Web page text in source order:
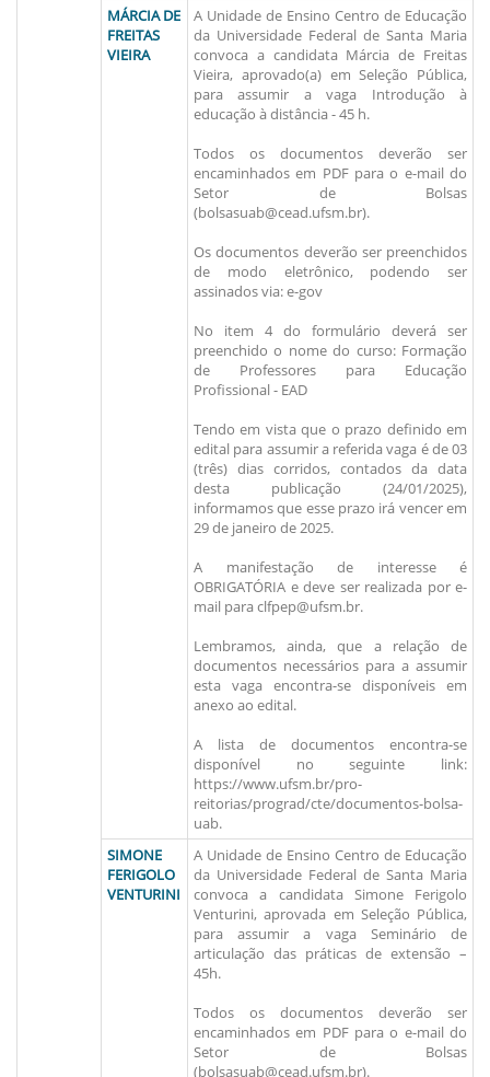
MÁRCIA DE
FREITAS
VIEIRA
A Unidade de Ensino Centro de Educação
da Universidade Federal de Santa Maria
convoca a candidata Márcia de Freitas
Vieira, aprovado(a) em Seleção Pública,
para assumir a vaga Introdução à
educação à distância - 45 h.
Todos os documentos deverão ser
encaminhados em PDF para o e-mail do
Setor de Bolsas
(bolsasuab@cead.ufsm.br).
Os documentos deverão ser preenchidos
de modo eletrônico, podendo ser
assinados via: e-gov
No item 4 do formulário deverá ser
preenchido o nome do curso: Formação
de Professores para Educação
Profissional - EAD
Tendo em vista que o prazo definido em
edital para assumir a referida vaga é de 03
(três) dias corridos, contados da data
desta publicação (24/01/2025),
informamos que esse prazo irá vencer em
29 de janeiro de 2025.
A manifestação de interesse é
OBRIGATÓRIA e deve ser realizada por e-
mail para clfpep@ufsm.br.
Lembramos, ainda, que a relação de
documentos necessários para a assumir
esta vaga encontra-se disponíveis em
anexo ao edital.
A lista de documentos encontra-se
disponível no seguinte link:
https://www.ufsm.br/pro-
reitorias/prograd/cte/documentos-bolsa-
uab.
SIMONE
FERIGOLO
VENTURINI
A Unidade de Ensino Centro de Educação
da Universidade Federal de Santa Maria
convoca a candidata Simone Ferigolo
Venturini, aprovada em Seleção Pública,
para assumir a vaga Seminário de
articulação das práticas de extensão –
45h.
Todos os documentos deverão ser
encaminhados em PDF para o e-mail do
Setor de Bolsas
(bolsasuab@cead.ufsm.br).